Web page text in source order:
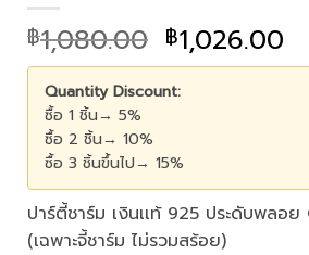
฿1,080.00 ฿1,026.00
Quantity Discount:
ซื้อ 1 ชิ้น→ 5%
ซื้อ 2 ชิ้น→ 10%
ซื้อ 3 ชิ้นขึ้นไป→ 15%
ปาร์ตี้ชาร์ม เงินเเท้ 925 ประดับพลอ
(เฉพาะจี้ชาร์ม ไม่รวมสร้อย)